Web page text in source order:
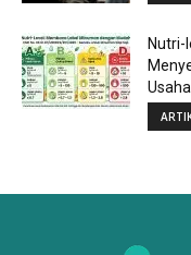
Nutri-
Usaha